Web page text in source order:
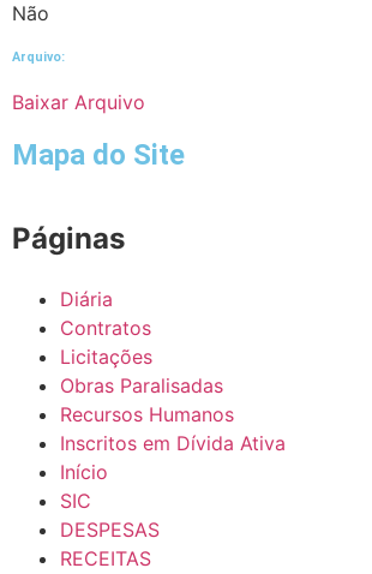
Não
Arquivo:
Baixar Arquivo
Mapa do Site
Páginas
Diária
Contratos
Licitações
Obras Paralisadas
Recursos Humanos
Inscritos em Dívida Ativa
Início
SIC
DESPESAS
RECEITAS